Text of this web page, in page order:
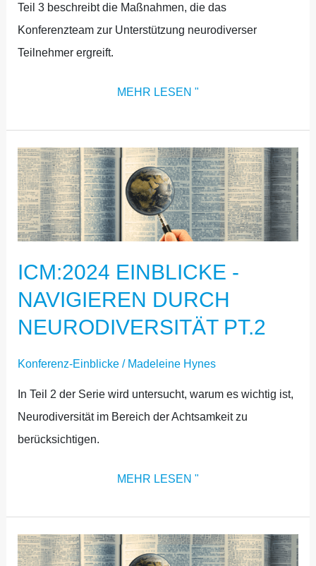
Teil 3 beschreibt die Maßnahmen, die das
Konferenzteam zur Unterstützung neurodiverser
Teilnehmer ergreift.
MEHR LESEN "
ICM:2024 EINBLICKE -
NAVIGIEREN DURCH
NEURODIVERSITÄT PT.2
Konferenz-Einblicke/ Madeleine Hynes
In Teil 2 der Serie wird untersucht, warum es wichtig ist,
Neurodiversität im Bereich der Achtsamkeit zu
berücksichtigen.
ICM:2024
EINBLICKE
NAVIGIEREN
NEURODIVERSITÄT
PT.2
MEHR LESEN "
ICM:2024